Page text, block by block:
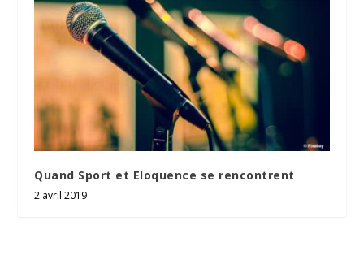
Quand Sport et Eloquence se rencontrent
2 avril 2019